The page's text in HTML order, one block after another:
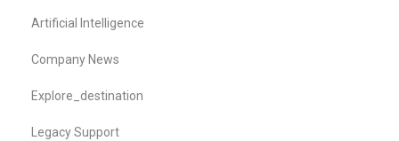
Artificial Intelligence
Company News
Explore_destination
Legacy Support